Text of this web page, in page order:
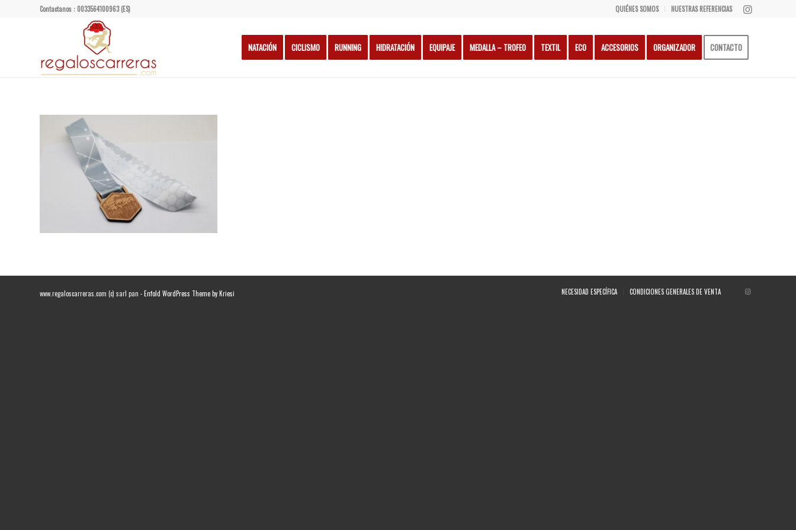
QUIÉNES SOMOS NUESTRAS REFERENCIAS
Contactanos : 0033564100963 (ES)
NATACIÓN CICLISMO RUNNING HIDRATACIÓN EQUIPAJE MEDALLA – TROFEO TEXTIL ECO ACCESORIOS ORGANIZADOR CONTACTO
www.regaloscarreras.com (c) sarl pan -Enfold WordPress Theme by Kriesi NECESIDAD ESPECÍFICA CONDICIONES GENERALES DE VENTA